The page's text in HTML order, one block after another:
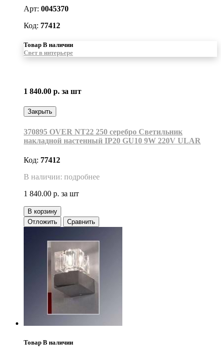
Арт: 0045370
Код: 77412
Товар В наличии
Свет в интерьере
1 840.00 р. за шт
Закрыть
370895 OVER NT22 250 серебро Светильник
накладной настенный IP20 GU10 9W 220V ULAR
Код: 77412
В наличии: подробнее
1 840.00 р. за шт
В корзину
Отложить
Сравнить
Товар В наличии